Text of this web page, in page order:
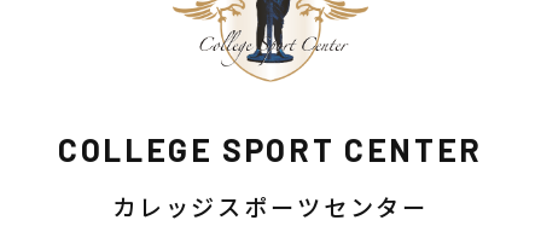
COLLEGE SPORT CENTER
カレッジスポーツセンター